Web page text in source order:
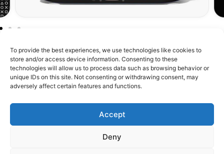
To provide the best experiences, we use technologies like cookies to
store and/or access device information. Consenting to these
technologies will allow us to process data such as browsing behavior or
unique IDs on this site. Not consenting or withdrawing consent, may
adversely affect certain features and functions.
Accept
Deny
À propos de RetroMetroid
Boutique